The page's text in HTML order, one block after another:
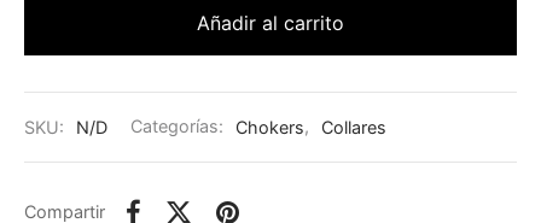
Añadir al carrito
SKU: N/D Categorías: Chokers, Collares
Compartir